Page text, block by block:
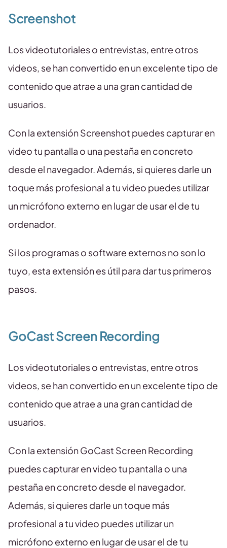
Screenshot
Los videotutoriales o entrevistas, entre otros
videos, se han convertido en un excelente tipo de
contenido que atrae a una gran cantidad de
usuarios.
Con la extensión Screenshot puedes capturar en
video tu pantalla o una pestaña en concreto
desde el navegador. Además, si quieres darle un
toque más profesional a tu video puedes utilizar
un micrófono externo en lugar de usar el de tu
ordenador.
Si los programas o software externos no son lo
tuyo, esta extensión es útil para dar tus primeros
pasos.
GoCast Screen Recording
Los videotutoriales o entrevistas, entre otros
videos, se han convertido en un excelente tipo de
contenido que atrae a una gran cantidad de
usuarios.
Con la extensión GoCast Screen Recording
puedes capturar en video tu pantalla o una
pestaña en concreto desde el navegador.
Además, si quieres darle un toque más
profesional a tu video puedes utilizar un
micrófono externo en lugar de usar el de tu